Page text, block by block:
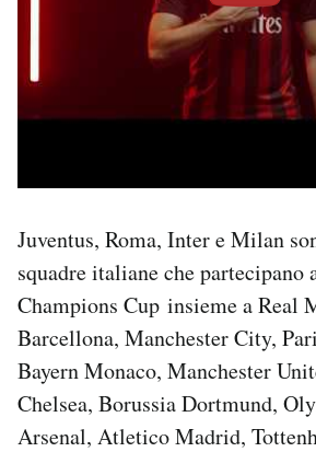
Juventus, Roma, Inter e Milan
squadre italiane che partecipano
Champions Cup insieme a Real
Barcellona, Manchester City,
Bayern Monaco, Manchester
Chelsea, Borussia Dortmund,
Arsenal, Atletico Madrid,